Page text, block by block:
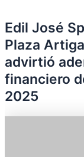
Edil José
Plaza
advirtió
financiero
2025